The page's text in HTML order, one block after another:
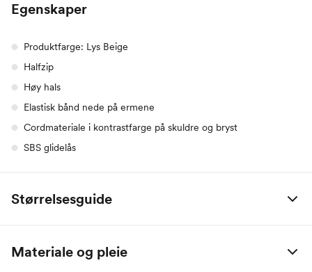
Egenskaper
Produktfarge: Lys Beige
Halfzip
Høy hals
Elastisk bånd nede på ermene
Cordmateriale i kontrastfarge på skuldre og bryst
SBS glidelås
Størrelsesguide
Bryst 84-90 109-116
Materiale og pleie